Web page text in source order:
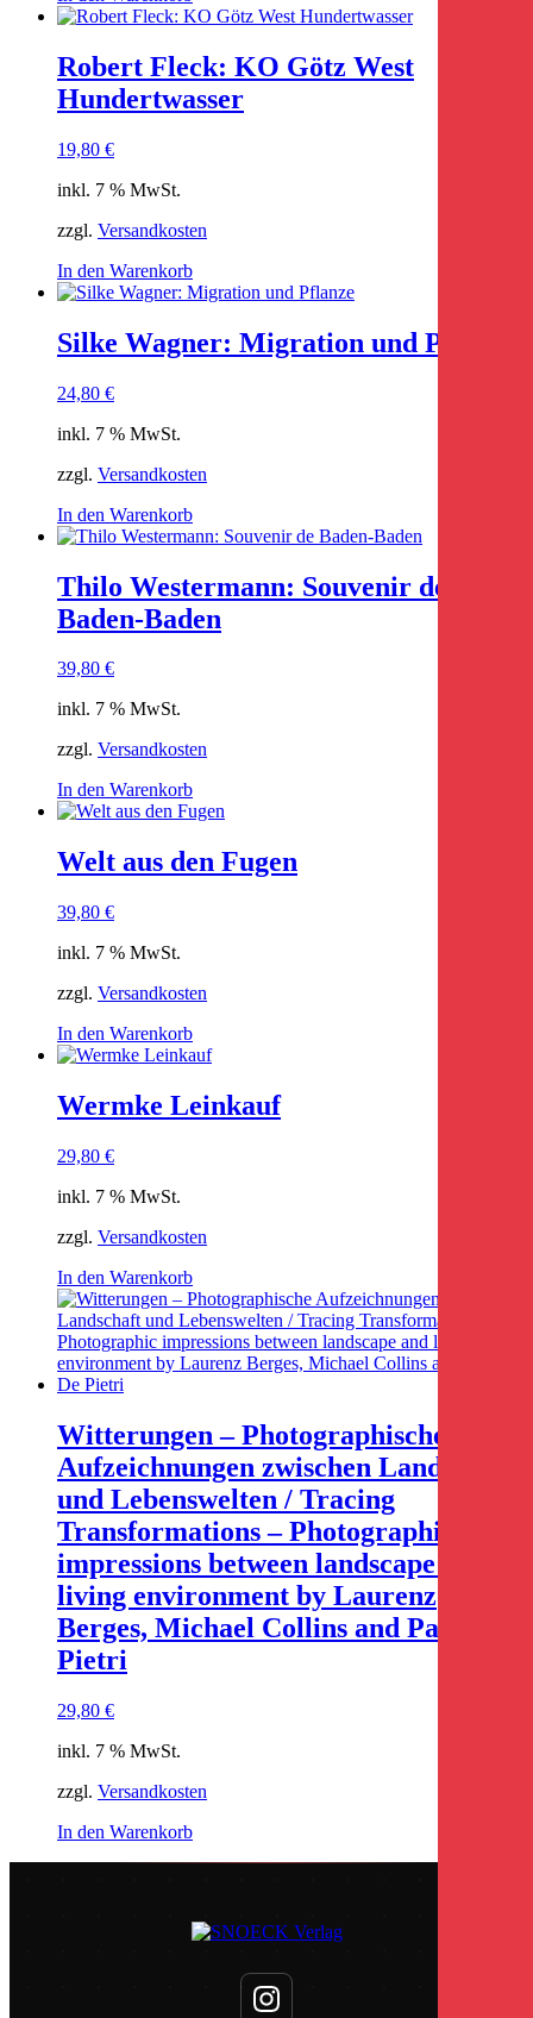
Robert Fleck: KO Götz West
Hundertwasser
19,80 €
inkl. 7 % MwSt.
zzgl. Versandkosten
In den Warenkorb
Silke Wagner: Migration und Pflanze
24,80 €
inkl. 7 % MwSt.
zzgl. Versandkosten
In den Warenkorb
Thilo Westermann: Souvenir de
Baden-Baden
39,80 €
inkl. 7 % MwSt.
zzgl. Versandkosten
In den Warenkorb
Welt aus den Fugen
39,80 €
inkl. 7 % MwSt.
zzgl. Versandkosten
In den Warenkorb
Wermke Leinkauf
29,80 €
inkl. 7 % MwSt.
zzgl. Versandkosten
In den Warenkorb
Witterungen – Photographische
Aufzeichnungen zwischen Landschaft
und Lebenswelten / Tracing
Transformations – Photographic
impressions between landscape and
living environment by Laurenz
Berges, Michael Collins and Paola De
Pietri
29,80 €
inkl. 7 % MwSt.
zzgl. Versandkosten
In den Warenkorb